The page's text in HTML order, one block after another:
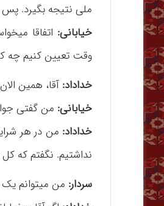
ملی نتیجه بگیرد.
خیابانی: اتفاقا
وقت تعیین کنیم چه
خداداد: آقا، همین
خیابانی: من گفتی
خداداد: من در هر
نداشتیم. نگفتم که
سردار: من میتوانم